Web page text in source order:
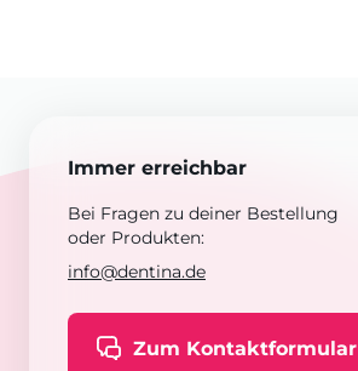
Immer erreichbar
Bei Fragen zu deiner Bestellung
oder Produkten:
info@dentina.de
Zum Kontaktformular